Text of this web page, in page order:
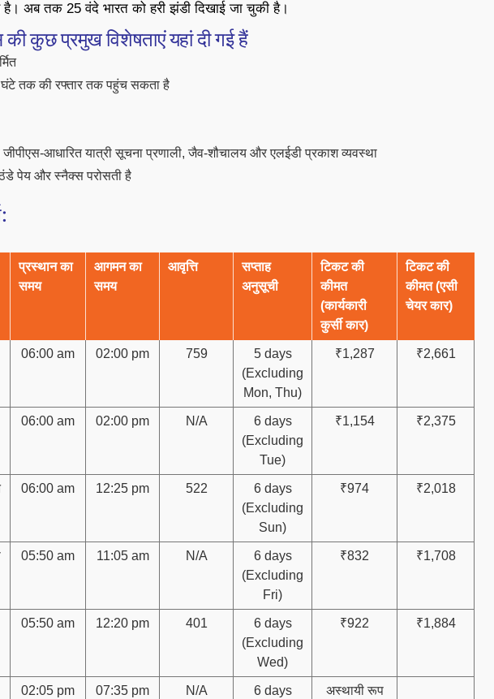
है। अब तक 25 वंदे भारत को हरी झंडी दिखाई जा चुकी है।
कुछ प्रमुख विशेषताएं यहां दी गई हैं
घंटे तक की रफ्तार तक पहुंच सकता है
आधारित यात्री सूचना प्रणाली, जैव-शौचालय और एलईडी प्रकाश व्यवस्था
ठंडे पेय और स्नैक्स परोसती है
प्रस्थान का
समय
आगमन का
समय
आवृत्ति
सप्ताह
अनुसूची
टिकट की
कीमत
(कार्यकारी
कुर्सी कार)
टिकट की
कीमत (एसी
चेयर कार)
06:00 am 02:00 pm 759
5 days
(Excluding
Mon, Thu)
₹1,287 ₹2,661
06:00 am 02:00 pm N/A
6 days
(Excluding
Tue)
₹1,154 ₹2,375
06:00 am 12:25 pm 522
6 days
(Excluding
Sun)
₹974 ₹2,018
05:50 am 11:05 am N/A
6 days
(Excluding
Fri)
₹832 ₹1,708
05:50 am 12:20 pm 401
6 days
(Excluding
Wed)
₹922 ₹1,884
02:05 pm 07:35 pm N/A
6 days
अस्थायी रूप